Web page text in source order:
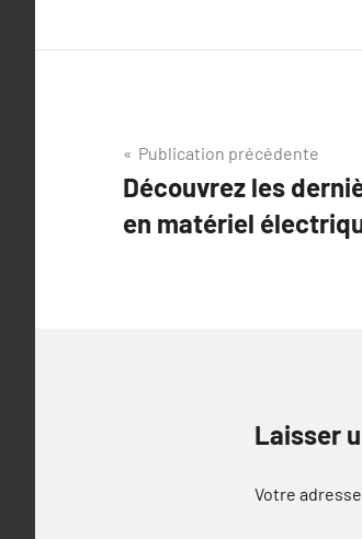
Navigation
de
l’article
Publication précédente
Découvrez les
en matériel
Laisser
Votre